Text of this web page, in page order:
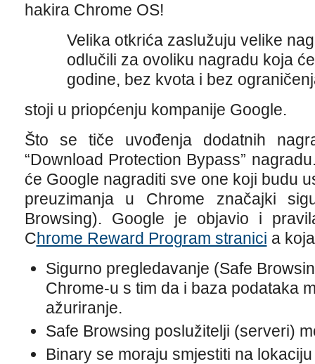
hakira Chrome OS!
Velika otkrića zaslužuju velike
odlučili za ovoliku nagradu koja
godine, bez kvota i bez
stoji u priopćenju kompanije Google.
Što se tiče uvođenja dodatnih
“Download Protection Bypass”
će Google nagraditi sve one koji budu
preuzimanja u Chrome značajki
Browsing). Google je objavio i
Chrome Reward Program stranici a
Sigurno pregledavanje (Safe
Chrome-u s tim da i baza podataka
ažuriranje.
Safe Browsing poslužitelji (serveri)
Binary se moraju smjestiti na